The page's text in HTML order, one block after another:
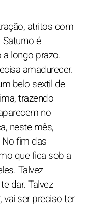
atritos com
é
longo prazo.
amadurecer.
belo sextil de
trazendo
no
neste mês,
fim das
que fica sob a
Talvez
dar. Talvez
ser preciso ter